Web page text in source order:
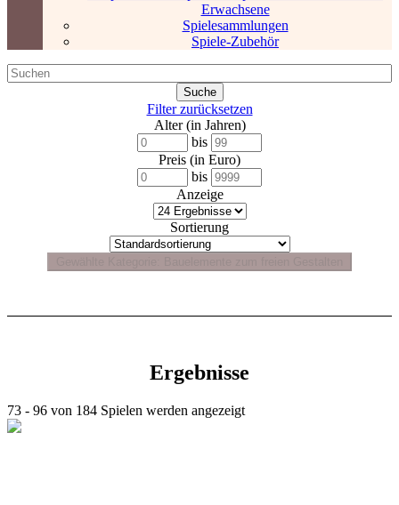
Erwachsene
Spielesammlungen
Spiele-Zubehör
Filter zurücksetzen
Alter (in Jahren)
bis
Preis (in Euro)
bis
Anzeige
Sortierung
Ergebnisse
73 - 96 von 184 Spielen werden angezeigt